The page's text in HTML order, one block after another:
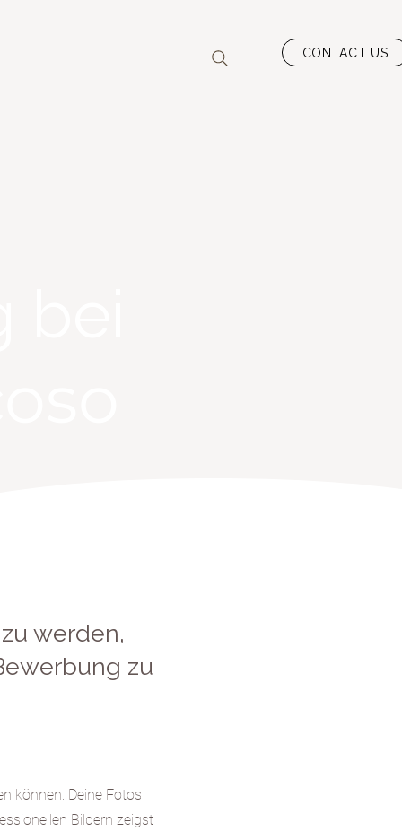
CONTACT US
werden,
zu
können. Deine Fotos
Bildern zeigst